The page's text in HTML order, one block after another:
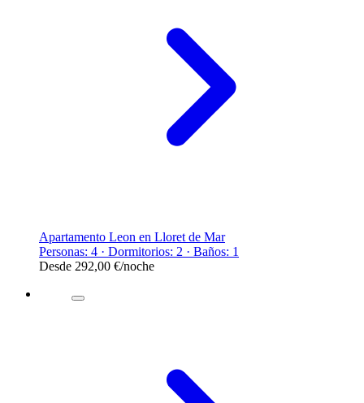
Apartamento Leon en Lloret de Mar
Personas: 4 · Dormitorios: 2 · Baños: 1
Desde 292,00 €/noche